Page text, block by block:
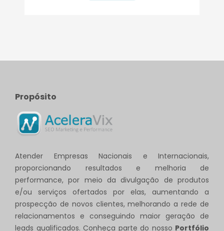
Propósito
Atender Empresas Nacionais e Internacionais,
proporcionando resultados e melhoria de
performance, por meio da divulgação de produtos
e/ou serviços ofertados por elas, aumentando a
prospecção de novos clientes, melhorando a rede de
relacionamentos e conseguindo maior geração de
leads qualificados. Conheça parte do nosso Portfólio